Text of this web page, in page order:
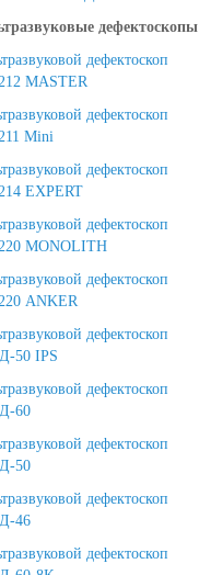
дефектоскопы
дефектоскоп
MASTER
дефектоскоп
Mini
дефектоскоп
EXPERT
дефектоскоп
MONOLITH
дефектоскоп
ANKER
дефектоскоп
50 IPS
дефектоскоп
60
дефектоскоп
50
дефектоскоп
46
дефектоскоп